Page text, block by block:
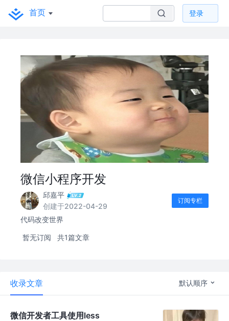
首页 登录
微信小程序开发
邱嘉平
创建于2022-04-29
订阅专栏
代码改变世界
暂无订阅 共1篇文章
收录文章 默认顺序
微信开发者工具使用less